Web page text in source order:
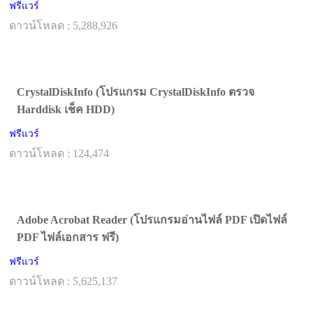
ฟรีแวร์
ดาวน์โหลด : 5,288,926
CrystalDiskInfo (โปรแกรม CrystalDiskInfo ตรวจ
Harddisk เช็ค HDD)
ฟรีแวร์
ดาวน์โหลด : 124,474
Adobe Acrobat Reader (โปรแกรมอ่านไฟล์ PDF เปิดไฟล์
PDF ไฟล์เอกสาร ฟรี)
ฟรีแวร์
ดาวน์โหลด : 5,625,137